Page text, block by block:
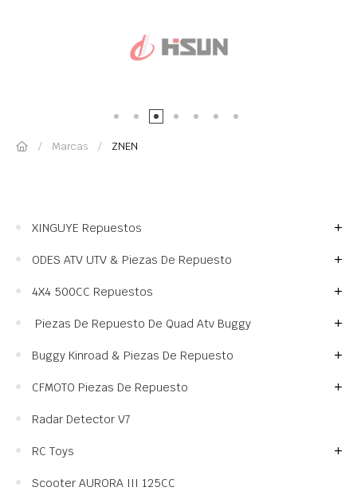
Marcas ZNEN
XINGUYE Repuestos
ODES ATV UTV & Piezas De Repuesto
4X4 500CC Repuestos
Piezas De Repuesto De Quad Atv Buggy
Buggy Kinroad & Piezas De Repuesto
CFMOTO Piezas De Repuesto
Radar Detector V7
RC Toys
Scooter AURORA III 125CC